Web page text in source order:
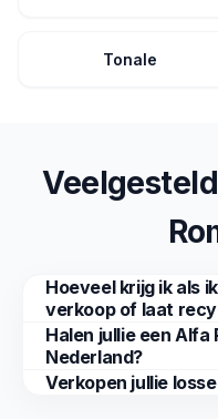
Tonale
Hoeveel krijg ik als
verkoop of laat
Halen jullie een Alfa
Nederland?
Verkopen jullie